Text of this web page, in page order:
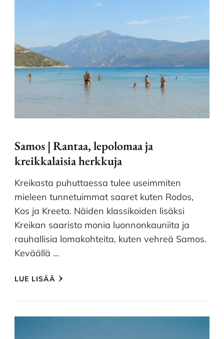
Samos | Rantaa, lepolomaa ja
kreikkalaisia herkkuja
Kreikasta puhuttaessa tulee useimmiten
mieleen tunnetuimmat saaret kuten Rodos,
Kos ja Kreeta. Näiden klassikoiden lisäksi
Kreikan saaristo monia luonnonkauniita ja
rauhallisia lomakohteita, kuten vehreä Samos.
Keväällä …
LUE LISÄÄ